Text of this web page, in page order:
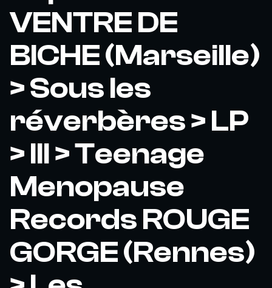
VENTRE DE
BICHE (Marseille)
> Sous les
réverbères > LP
> III > Teenage
Menopause
Records ROUGE
GORGE (Rennes)